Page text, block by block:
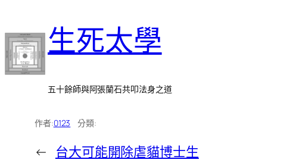
至
主
要
生死太學
五十餘師與阿張蘭石共叩法身之道
作者:0123 分類:
← 台大可能開除虐貓博士生